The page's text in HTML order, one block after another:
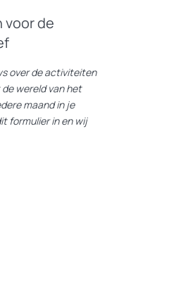
and
a
voor de
over de activiteiten
de wereld van het
maand in je
formulierin en wij